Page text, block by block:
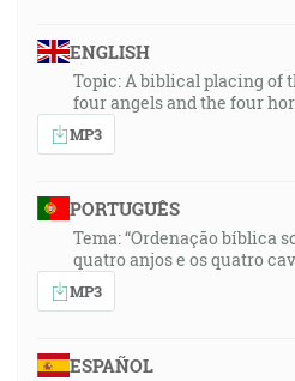
ENGLISH
Topic: A biblical placing of
four angels and the four
MP3
PORTUGUÊS
Tema: “Ordenação bíblica
quatro anjos e os quatro
MP3
ESPAÑOL